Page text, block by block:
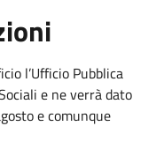
l’Ufficio Pubblica
e ne verrà dato
e comunque